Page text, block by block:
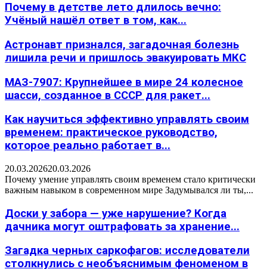
Почему в детстве лето длилось вечно:
Учёный нашёл ответ в том, как...
Астронавт признался, загадочная болезнь
лишила речи и пришлось эвакуировать МКС
МАЗ-7907: Крупнейшее в мире 24 колесное
шасси, созданное в СССР для ракет...
Как научиться эффективно управлять своим
временем: практическое руководство,
которое реально работает в...
20.03.202620.03.2026
Почему умение управлять своим временем стало критически
важным навыком в современном мире Задумывался ли ты,...
Доски у забора — уже нарушение? Когда
дачника могут оштрафовать за хранение...
Загадка черных саркофагов: исследователи
столкнулись с необъяснимым феноменом в